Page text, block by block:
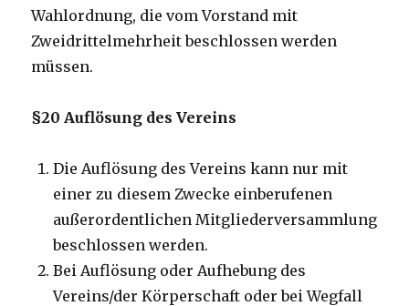
Wahlordnung, die vom Vorstand mit
Zweidrittelmehrheit beschlossen werden
müssen.
§20 Auflösung des Vereins
Die Auflösung des Vereins kann nur mit
einer zu diesem Zwecke einberufenen
außerordentlichen Mitgliederversammlung
beschlossen werden.
Bei Auflösung oder Aufhebung des
Vereins/der Körperschaft oder bei Wegfall